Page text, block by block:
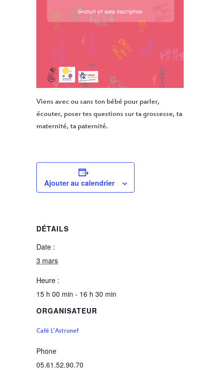
Viens avec ou sans ton bébé pour parler,
écouter, poser tes questions sur ta grossesse, ta
maternité, ta paternité.
Ajouter au calendrier
DÉTAILS
Date :
3 mars
Heure :
15 h 00 min - 16 h 30 min
ORGANISATEUR
Café L’Astronef
Phone
05.61.52.90.70